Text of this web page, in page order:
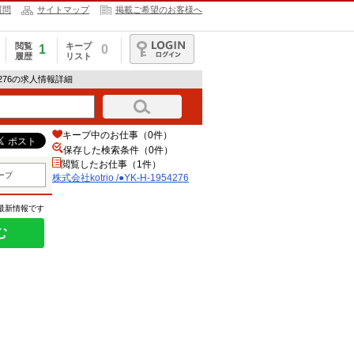
問 サイトマップ 掲載ご希望のお客様へ
閲覧
履歴
1
キープ
リスト
0
ログイン
の求人情報詳細
プ
新情報です
キープ中のお仕事（0件）
保存した検索条件（0件）
閲覧したお仕事（1件）
株式会社kotrio /●YK-H-1954276